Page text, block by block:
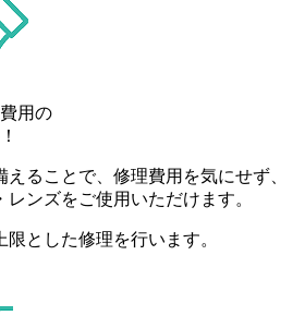
用の
えることで、修理費用を気にせず、
ンズをご使用いただけます。
とした修理を行います。